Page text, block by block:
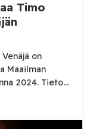
Timo
on
Maailman
2024. Tieto
Timo Heinosen